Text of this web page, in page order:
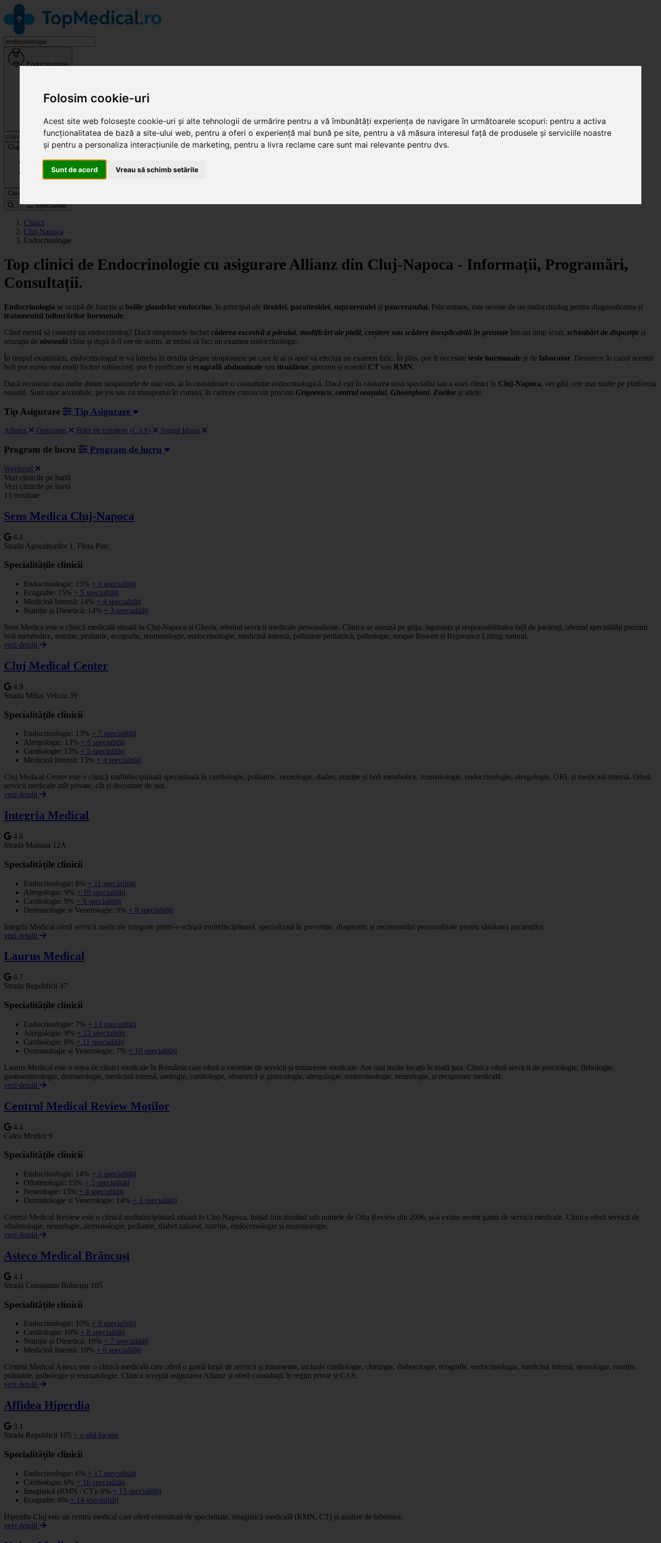
Folosim cookie-uri
Acest site web folosește cookie-uri și alte tehnologii de urmărire pentru a vă îmbunătăți experiența de navigare în următoarele scopuri: pentru a activa
funcționalitatea de bază a site-ului web, pentru a oferi o experiență mai bună pe site, pentru a vă măsura interesul față de produsele și serviciile noastre
și pentru a personaliza interacțiunile de marketing, pentru a livra reclame care sunt mai relevante pentru dvs.
Sunt de acord Vreau să schimb setările
Endocrinologie
Cluj-Napoca
Caută
Specialități
Clinici
Cluj-Napoca
Endocrinologie
Top clinici de Endocrinologie cu asigurare Allianz din Cluj-Napoca - Informații, Programări,
Consultații.
Endocrinologia se ocupă de funcția și bolile glandelor endocrine, în principal ale tiroidei, paratiroidei, suprarenalei și pancreasului. Prin urmare, este nevoie de un endocrinolog pentru diagnosticarea și
tratamentul tulburărilor hormonale.
Când merită să consulți un endocrinolog? Dacă simptomele includ căderea excesivă a părului, modificări ale pielii, creștere sau scădere inexplicabilă în greutate într-un timp scurt, schimbări de dispoziție și
senzația de oboseală chiar și după 8-9 ore de somn, ar trebui să faci un examen endocrinologic.
În timpul examinării, endocrinologul te va întreba în detaliu despre simptomele pe care le ai și apoi va efectua un examen fizic. În plus, pot fi necesare teste hormonale și de laborator. Deoarece în cazul acestor
boli pot exista mai mulți factori subiacenți, pot fi justificate și ecografii abdominale sau tiroidiene, precum și scanări CT sau RMN.
Dacă recunoști mai multe dintre simptomele de mai sus, ia în considerare o consultație endocrinologică. Dacă ești în căutarea unui specialist sau a unei clinici în Cluj-Napoca, vei găsi cele mai multe pe platforma
noastră. Sunt ușor accesibile, pe jos sau cu transportul în comun, în cartiere cunoscute precum Grigorescu, centrul orașului, Gheorgheni, Zorilor și altele.
Tip Asigurare Tip Asigurare
Allianz Omniasig Bilet de trimitere (CAS) Signal Iduna
Program de lucru Program de lucru
Weekend
+
−
Vezi clinicile pe hartă
Vezi clinicile pe hartă
13 rezultate
Sens Medica Cluj-Napoca
4.8
Strada Agricultorilor 1, Flora Parc
Specialitățile clinicii
Endocrinologie: 15% + 6 specialități
Ecografie: 15% + 5 specialități
Medicină Internă: 14% + 4 specialități
Nutriție și Dietetică: 14% + 3 specialități
Sens Medica este o clinică medicală situată în Cluj-Napoca și Gherla, oferind servicii medicale personalizate. Clinica se axează pe grija, siguranța și responsabilitatea față de pacienți, oferind specialități precum
boli metabolice, nutriție, pediatrie, ecografie, reumatologie, endocrinologie, medicină internă, psihiatrie pediatrică, psihologie, terapie Bowen și Rejuvance Lifting natural.
vezi detalii
Cluj Medical Center
4.9
Strada Mihai Veliciu 39
Specialitățile clinicii
Endocrinologie: 13% + 7 specialități
Alergologie: 13% + 6 specialități
Cardiologie: 13% + 5 specialități
Medicină Internă: 13% + 4 specialități
Cluj Medical Center este o clinică multidisciplinară specializată în cardiologie, psihiatrie, neurologie, diabet, nutriție și boli metabolice, reumatologie, endocrinologie, alergologie, ORL și medicină internă. Oferă
servicii medicale atât private, cât și decontate de stat.
vezi detalii
Integria Medical
4.6
Strada Mamaia 12A
Specialitățile clinicii
Endocrinologie: 8% + 11 specialități
Alergologie: 9% + 10 specialități
Cardiologie: 9% + 9 specialități
Dermatologie si Venerologie: 9% + 8 specialități
Integria Medical oferă servicii medicale integrate printr-o echipă multidisciplinară, specializată în prevenție, diagnostic și recomandări personalizate pentru sănătatea pacienților.
vezi detalii
Laurus Medical
4.7
Strada Republicii 47
Specialitățile clinicii
Endocrinologie: 7% + 13 specialități
Alergologie: 8% + 12 specialități
Cardiologie: 8% + 11 specialități
Dermatologie si Venerologie: 7% + 10 specialități
Laurus Medical este o rețea de clinici medicale în România care oferă o varietate de servicii și tratamente medicale. Are mai multe locații în toată țara. Clinica oferă servicii de proctologie, flebologie,
gastroenterologie, dermatologie, medicină internă, urologie, cardiologie, obstetrică și ginecologie, alergologie, endocrinologie, neurologie, și recuperare medicală.
vezi detalii
Centrul Medical Review Moților
4.4
Calea Moților 9
Specialitățile clinicii
Endocrinologie: 14% + 6 specialități
Oftalmologie: 15% + 5 specialități
Neurologie: 15% + 4 specialități
Dermatologie si Venerologie: 14% + 3 specialități
Centrul Medical Review este o clinică multidisciplinară situată în Cluj-Napoca. Inițial funcționând sub numele de Ofta Review din 2006, și-a extins recent gama de servicii medicale. Clinica oferă servicii de
oftalmologie, neurologie, dermatologie, pediatrie, diabet zaharat, nutriție, endocrinologie și reumatologie.
vezi detalii
Asteco Medical Brâncuși
4.1
Strada Constantin Brâncuși 105
Specialitățile clinicii
Endocrinologie: 10% + 9 specialități
Cardiologie: 10% + 8 specialități
Nutriție și Dietetică: 10% + 7 specialități
Medicină Internă: 10% + 6 specialități
Centrul Medical Asteco este o clinică medicală care oferă o gamă largă de servicii și tratamente, inclusiv cardiologie, chirurgie, diabetologie, ecografie, endocrinologie, medicină internă, neurologie, nutriție,
psihiatrie, psihologie și reumatologie. Clinica acceptă asigurarea Allianz și oferă consultații în regim privat și CAS.
vezi detalii
Affidea Hiperdia
3.1
Strada Republicii 105 + o altă locație
Specialitățile clinicii
Endocrinologie: 6% + 17 specialități
Cardiologie: 6% + 16 specialități
Imagistică (RMN / CT): 6% + 15 specialități
Ecografie: 6% + 14 specialități
Hiperdia Cluj este un centru medical care oferă consultații de specialitate, imagistică medicală (RMN, CT) și analize de laborator.
vezi detalii